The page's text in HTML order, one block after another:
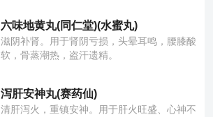
六味地黄丸(同仁堂)(水蜜丸)
滋阴补肾。用于肾阴亏损，头晕耳鸣，腰膝酸
软，骨蒸潮热，盗汗遗精。
泻肝安神丸(赛药仙)
清肝泻火，重镇安神。用于肝火旺盛、心神不